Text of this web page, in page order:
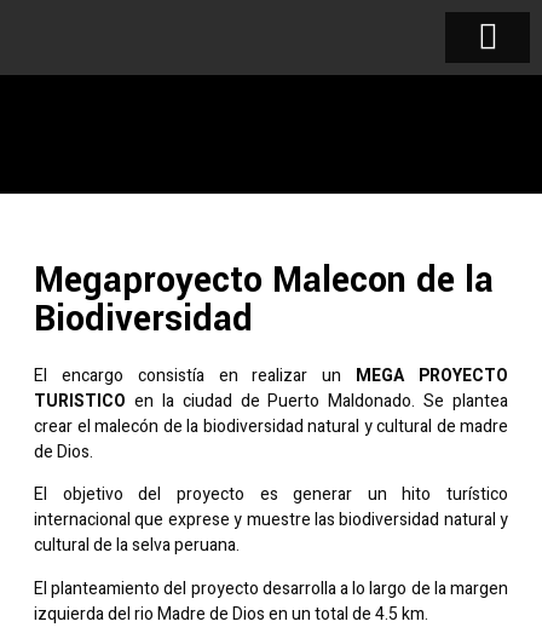
Megaproyecto Malecon de la
Biodiversidad
El encargo consistía en realizar un MEGA PROYECTO
TURISTICO en la ciudad de Puerto Maldonado. Se plantea
crear el malecón de la biodiversidad natural y cultural de madre
de Dios.
El objetivo del proyecto es generar un hito turístico
internacional que exprese y muestre las biodiversidad natural y
cultural de la selva peruana.
El planteamiento del proyecto desarrolla a lo largo de la margen
izquierda del rio Madre de Dios en un total de 4.5 km.